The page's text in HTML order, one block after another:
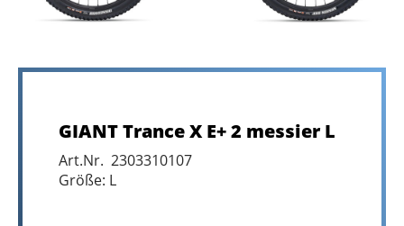
GIANT Trance X E+ 2 messier L
Art.Nr. 2303310107
Größe: L